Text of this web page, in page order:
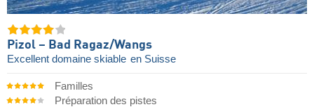
Pizol – Bad Ragaz/​Wangs
Excellent domaine skiable en Suisse
Familles
Préparation des pistes